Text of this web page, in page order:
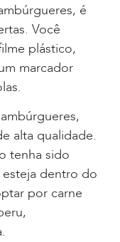
é
Você
plástico,
marcador
alta qualidade.
tenha sido
dentro do
por carne